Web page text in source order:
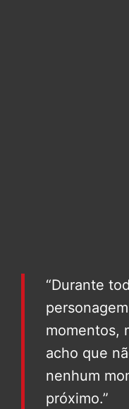
“Durante
momentos,
acho que
nenhum
próximo.”